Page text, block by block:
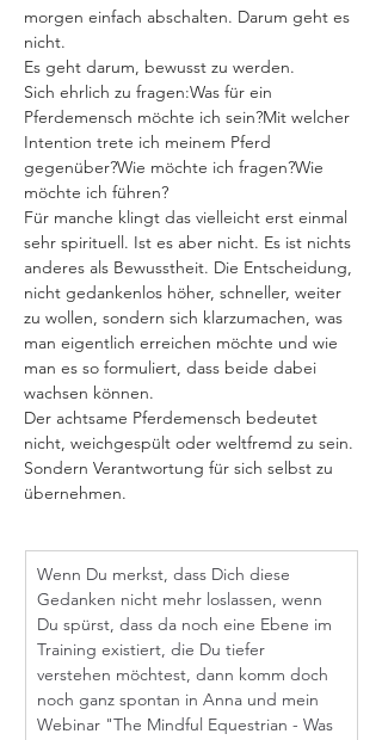
morgen einfach abschalten. Darum geht es
nicht.
Es geht darum, bewusst zu werden.
Sich ehrlich zu fragen:Was für ein
Pferdemensch möchte ich sein?Mit welcher
Intention trete ich meinem Pferd
gegenüber?Wie möchte ich fragen?Wie
möchte ich führen?
Für manche klingt das vielleicht erst einmal
sehr spirituell. Ist es aber nicht. Es ist nichts
anderes als Bewusstheit. Die Entscheidung,
nicht gedankenlos höher, schneller, weiter
zu wollen, sondern sich klarzumachen, was
man eigentlich erreichen möchte und wie
man es so formuliert, dass beide dabei
wachsen können.
Der achtsame Pferdemensch bedeutet
nicht, weichgespült oder weltfremd zu sein.
Sondern Verantwortung für sich selbst zu
übernehmen.
Wenn Du merkst, dass Dich diese
Gedanken nicht mehr loslassen, wenn
Du spürst, dass da noch eine Ebene im
Training existiert, die Du tiefer
verstehen möchtest, dann komm doch
noch ganz spontan in Anna und mein
Webinar "The Mindful Equestrian - Was